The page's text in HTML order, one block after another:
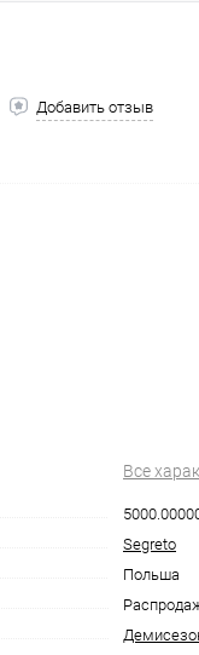
Добавить отзыв
Все
Segreto
Польша